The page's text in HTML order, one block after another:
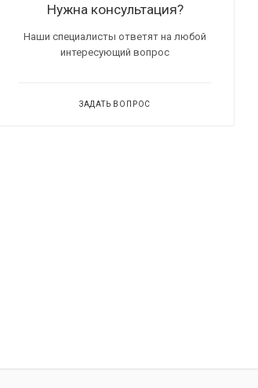
Нужна консультация?
Наши специалисты ответят на любой
интересующий вопрос
ЗАДАТЬ ВОПРОС